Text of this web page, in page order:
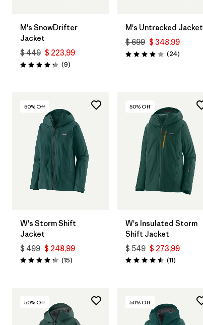
M's SnowDrifter
Jacket
$ 449 $ 223,99
Valoración: 4.2 / 5
(9Comentarios
)
M's Untracked Jacket
$ 699 $ 348,99
Valoración: 3.9 / 5
(24)
50% Off
W's Storm Shift
Jacket
$ 499 $ 248,99
Valoración: 4.3 / 5
(15Comentarios
)
50% Off
W's Insulated Storm
Shift Jacket
$ 549 $ 273,99
Valoración: 4.5 / 5
(11)
50% Off 50% Off